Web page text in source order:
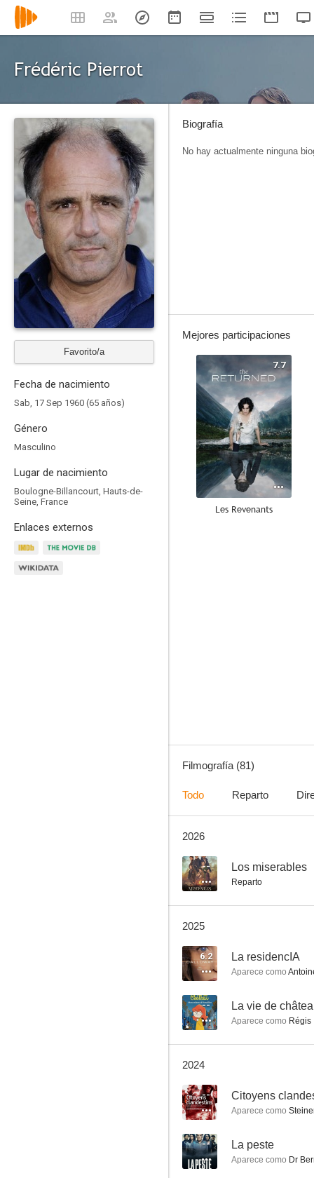
Frédéric Pierrot
Favorito/a
Fecha de nacimiento
Sab, 17 Sep 1960 (65 años)
Género
Masculino
Lugar de nacimiento
Boulogne-Billancourt, Hauts-de-
Seine, France
Enlaces externos
Biografía
No hay actualmente ninguna
Mejores participaciones
7.7
Les Revenants
Polisse
7.0
Monsieur Chocolat
Filmografía (81)
Todo Reparto
2026
-- Los miserables
Reparto
2025
6.2 La residencIA
Aparece como
--
Aparece como Régis
2024
-- Citoyens
Aparece como
-- La peste
Aparece como Dr